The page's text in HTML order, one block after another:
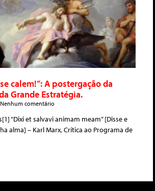
calem!”: A postergação da
Grande Estratégia.
Nenhum comentário
“Dixi et salvavi animam meam” [Disse e
alma] – Karl Marx, Crítica ao Programa de